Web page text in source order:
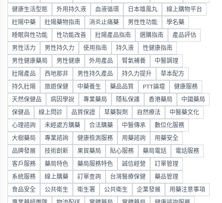
健康生活型態 外用持久液 血液循環 日本雄風丸 線上購物平台
壯陽中藥 壯陽藥物指南 消炎止痛藥 男性性功能 學名藥
睡眠與性功能 性功能改善 壯陽產品指南 選購指南 產品評估
男性活力 男性持久力 使用指南 持久液 性健康指南
男性健康藥局 男性健康 外用產品 腎氣補養 中醫調理
壯陽產品 西地那非 男性持久產品 持久力提升 草本配方
持久壯陽 旅遊保健 中藥養生 藥品品質 PTT論壇 健康服務
天然保健品 病因學說 專業藥局 隱私保護 香港藥局 中國藥局
保健品 線上問診 品質保證 草藥製劑 自然療法 中醫藥文化
心理諮詢 未經處方購藥 合法購藥 中醫傳承 數位化服務
大樹藥局 專業諮詢 健康檢測服務 用藥諮詢 用藥安全
品牌發展 技術創新 果貿藥局 貼心服務 藥局電話 電話服務
客戶服務 藥局特色 藥局服務特色 誠信經營 訂單管理
系統服務 線上購藥 訂單查詢 台灣醫療保健 藥品管理
食品安全 公共衛生 衛生署 公共衛生 企業發展 用藥注意事項